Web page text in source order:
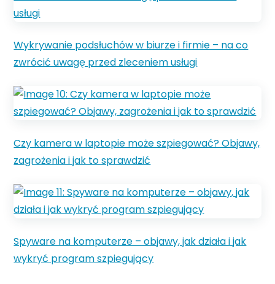
Wykrywanie podsłuchów w biurze i firmie – na co
zwrócić uwagę przed zleceniem usługi
Czy kamera w laptopie może szpiegować? Objawy,
zagrożenia i jak to sprawdzić
Spyware na komputerze – objawy, jak działa i jak
wykryć program szpiegujący